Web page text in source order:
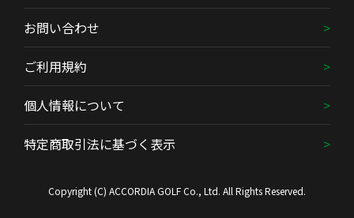
お問い合わせ
ご利用規約
個人情報について
特定商取引法に基づく表示
Copyright (C) ACCORDIA GOLF Co., Ltd. All Rights Reserved.